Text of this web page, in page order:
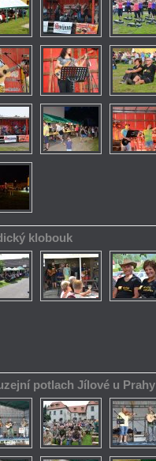
klobouk
potlach Jílové u Prahy